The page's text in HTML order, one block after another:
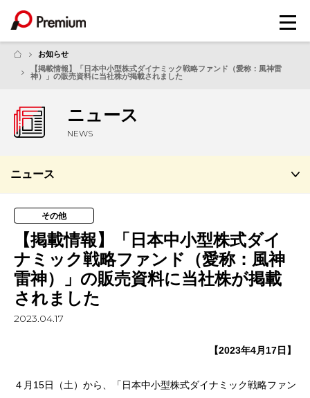
メ
ニ
お知らせ
【掲載情報】「日本中小型株式ダイナミック戦略ファンド（愛称：風神雷
神）」の販売資料に当社株が掲載されました
ニュース
NEWS
ニュース
その他
【掲載情報】「日本中小型株式ダイ
ナミック戦略ファンド（愛称：風神
雷神）」の販売資料に当社株が掲載
されました
2023.04.17
【2023年4月17日】
４月15日（土）から、「日本中小型株式ダイナミック戦略ファン